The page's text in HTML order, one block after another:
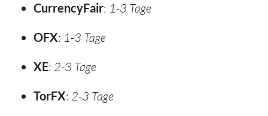
CurrencyFair: 1-3 Tage
OFX: 1-3 Tage
XE: 2-3 Tage
TorFX: 2-3 Tage